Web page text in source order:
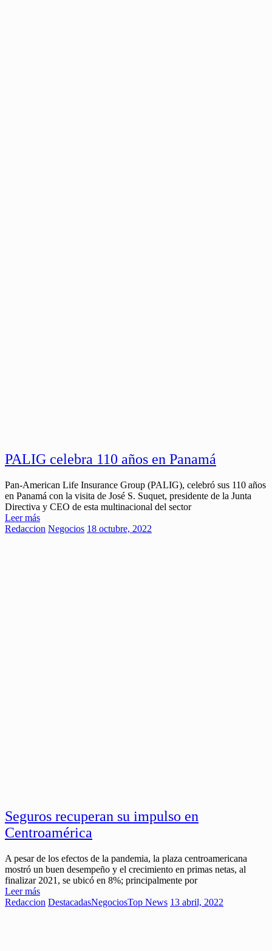
PALIG celebra 110 años en Panamá
Pan-American Life Insurance Group (PALIG), celebró sus 110 años
en Panamá con la visita de José S. Suquet, presidente de la Junta
Directiva y CEO de esta multinacional del sector
Leer más
Redaccion Negocios 18 octubre, 2022
Seguros recuperan su impulso en
Centroamérica
A pesar de los efectos de la pandemia, la plaza centroamericana
mostró un buen desempeño y el crecimiento en primas netas, al
finalizar 2021, se ubicó en 8%; principalmente por
Leer más
Redaccion DestacadasNegociosTop News 13 abril, 2022